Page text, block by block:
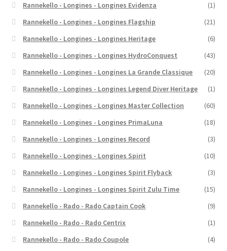
Rannekello - Longines - Longines Evidenza
(1)
Rannekello - Longines - Longines Flagship
(21)
Rannekello - Longines - Longines Heritage
(6)
Rannekello - Longines - Longines HydroConquest
(43)
Rannekello - Longines - Longines La Grande Classique
(20)
Rannekello - Longines - Longines Legend Diver Heritage
(1)
Rannekello - Longines - Longines Master Collection
(60)
Rannekello - Longines - Longines PrimaLuna
(18)
Rannekello - Longines - Longines Record
(3)
Rannekello - Longines - Longines Spirit
(10)
Rannekello - Longines - Longines Spirit Flyback
(3)
Rannekello - Longines - Longines Spirit Zulu Time
(15)
Rannekello - Rado - Rado Captain Cook
(9)
Rannekello - Rado - Rado Centrix
(1)
Rannekello - Rado - Rado Coupole
(4)